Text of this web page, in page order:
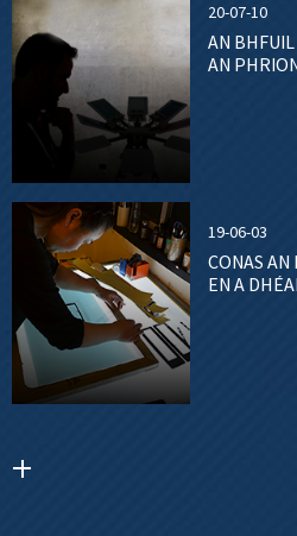
20-07-10
AN
AN
19-06-03
CONAS AN
EN A